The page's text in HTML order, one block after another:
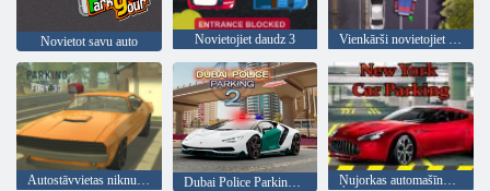
Novietot savu auto Novietojiet daudz 3 Vienkārši novietojiet to 11
Autostāvvietas niknums 3d Dubai Police Parking 2. Ņujorkas automašīnu stāvvieta